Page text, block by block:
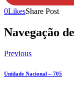
0LikesShare Post
Navegação
Previous
Unidade Nacional – 705